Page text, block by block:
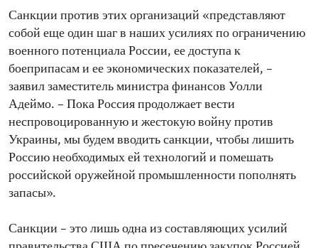
Санкции против этих организаций «представляют
собой еще один шаг в наших усилиях по ограничению
военного потенциала России, ее доступа к
боеприпасам и ее экономических показателей, –
заявил заместитель министра финансов Уолли
Адеймо. – Пока Россия продолжает вести
неспровоцированную и жестокую войну против
Украины, мы будем вводить санкции, чтобы лишить
Россию необходимых ей технологий и помешать
российской оружейной промышленности пополнять
запасы».
Санкции – это лишь одна из составляющих усилий